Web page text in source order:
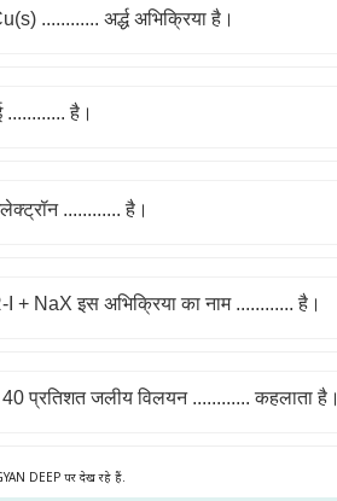
............ अर्द्ध अभिक्रिया है।
............ है।
............ है।
NaX इस अभिक्रिया का नाम ............ है।
40 प्रतिशत जलीय विलयन ............ कहलाता है।
DEEP पर देख रहे हैं.